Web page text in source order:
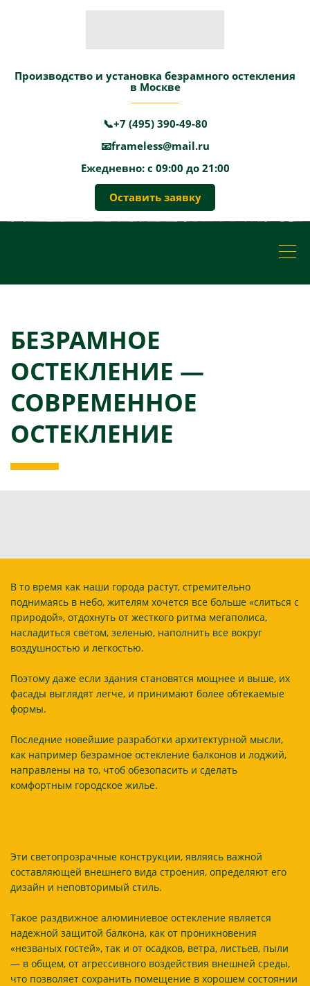
Производство и установка безрамного остекления
в Москве
📞+7 (495) 390-49-80
📧frameless@mail.ru
Ежедневно: с 09:00 до 21:00
Оставить заявку
БЕЗРАМНОЕ
ОСТЕКЛЕНИЕ —
СОВРЕМЕННОЕ
ОСТЕКЛЕНИЕ
В то время как наши города растут, стремительно
поднимаясь в небо, жителям хочется все больше «слиться с
природой», отдохнуть от жесткого ритма мегаполиса,
насладиться светом, зеленью, наполнить все вокруг
воздушностью и легкостью.
Поэтому даже если здания становятся мощнее и выше, их
фасады выглядят легче, и принимают более обтекаемые
формы.
Последние новейшие разработки архитектурной мысли,
как например безрамное остекление балконов и лоджий,
направлены на то, чтоб обезопасить и сделать
комфортным городское жилье.
Эти светопрозрачные конструкции, являясь важной
составляющей внешнего вида строения, определяют его
дизайн и неповторимый стиль.
Такое раздвижное алюминиевое остекление является
надежной защитой балкона, как от проникновения
«незваных гостей», так и от осадков, ветра, листьев, пыли
— в общем, от агрессивного воздействия внешней среды,
что позволяет сохранить помещение в хорошем состоянии